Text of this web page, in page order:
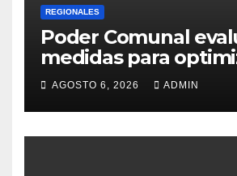
REGIONALES
Poder Comunal
medidas para
servicio de agua
AGOSTO 6, 2026 ADMIN